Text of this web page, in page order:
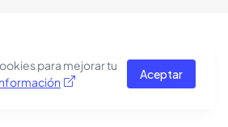
derechos reservados.
en una plantilla de
Pro Blogger
para mejorar tu
Aceptar